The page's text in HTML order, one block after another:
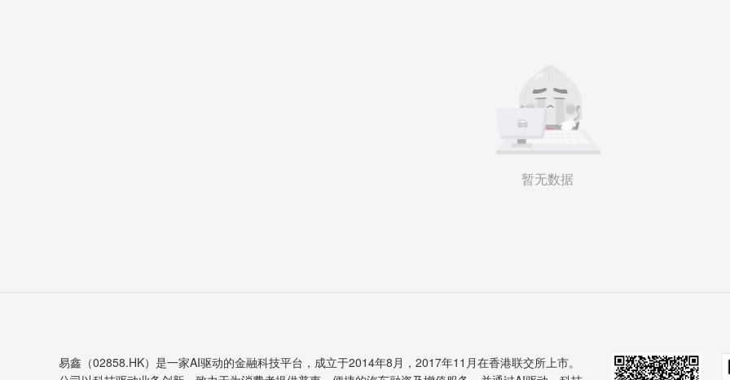
暂无数据
易鑫（02858.HK）是一家AI驱动的金融科技平台，成立于2014年8月，2017年11月在香港联交所上市。